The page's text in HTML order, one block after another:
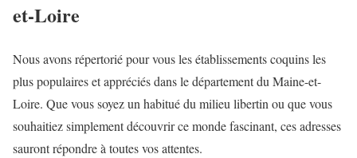
et-Loire
Nous avons répertorié pour vous les établissements coquins les
plus populaires et appréciés dans le département du Maine-et-
Loire. Que vous soyez un habitué du milieu libertin ou que vous
souhaitiez simplement découvrir ce monde fascinant, ces adresses
sauront répondre à toutes vos attentes.